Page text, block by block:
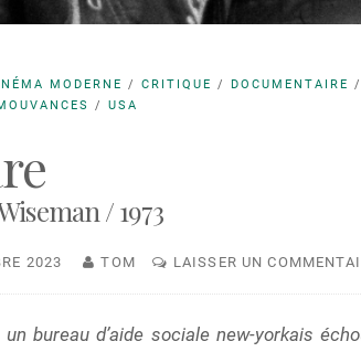
MODERNE / CRITIQUE / DOCUMENTAIRE /
/ USA
/ 1973
2023 TOM LAISSER UN
un bureau d’aide sociale new-yorkais